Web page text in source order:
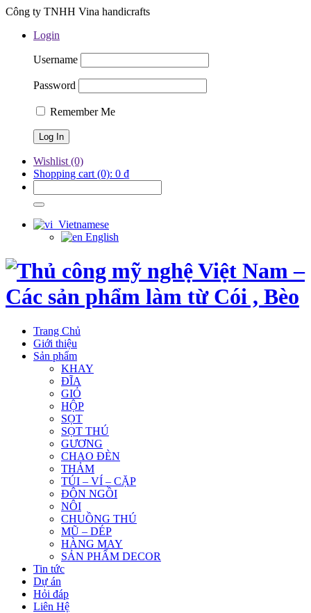
Công ty TNHH Vina handicrafts
Login
Username
Password
Remember Me
Wishlist (0)
Shopping cart (0): 0 ₫
Vietnamese
English
Trang Chủ
Giới thiệu
Sản phẩm
KHAY
ĐĨA
GIỎ
HỘP
SỌT
SỌT THÚ
GƯƠNG
CHAO ĐÈN
THẢM
TÚI – VÍ – CẶP
ĐÔN NGỒI
NÔI
CHUỒNG THÚ
MŨ – DÉP
HÀNG MAY
SẢN PHẨM DECOR
Tin tức
Dự án
Hỏi đáp
Liên Hệ